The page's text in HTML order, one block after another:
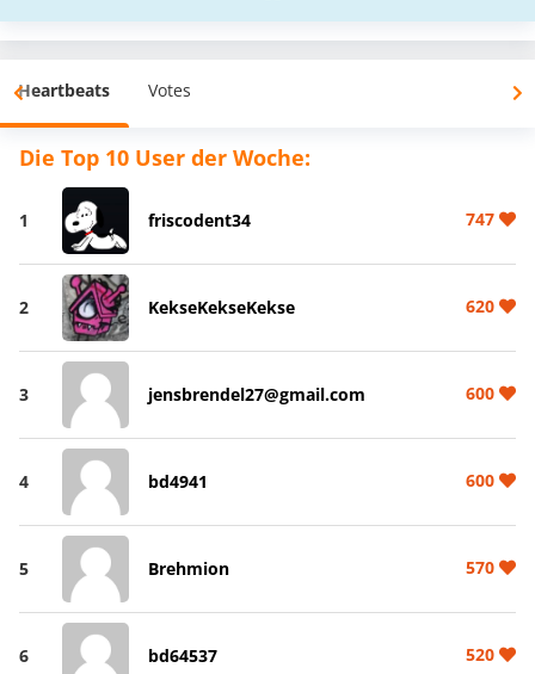
Heartbeats Votes
Die Top 10 User der Woche:
1 friscodent34 747
2 KekseKekseKekse 620
3 jensbrendel27@gmail.com 600
4 bd4941 600
5 Brehmion 570
6 bd64537 520